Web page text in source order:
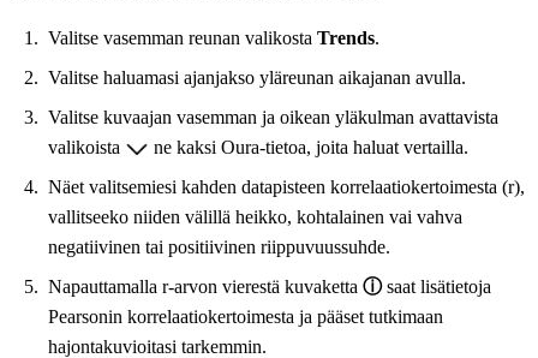
Valitse vasemman reunan valikosta Trends.
Valitse haluamasi ajanjakso yläreunan aikajanan avulla.
Valitse kuvaajan vasemman ja oikean yläkulman avattavista
valikoista
ne kaksi Oura-tietoa, joita haluat vertailla.
Näet valitsemiesi kahden datapisteen korrelaatiokertoimesta (r),
vallitseeko niiden välillä heikko, kohtalainen vai vahva
negatiivinen tai positiivinen riippuvuussuhde.
Napauttamalla r-arvon vierestä kuvaketta ⓘsaat lisätietoja
Pearsonin korrelaatiokertoimesta ja pääset tutkimaan
hajontakuvioitasi tarkemmin.